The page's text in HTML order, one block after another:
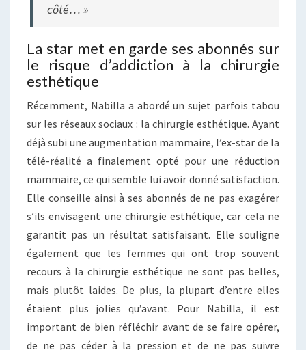
côté… »
La star met en garde ses abonnés sur
le risque d’addiction à la chirurgie
esthétique
Récemment, Nabilla a abordé un sujet parfois tabou
sur les réseaux sociaux : la chirurgie esthétique. Ayant
déjà subi une augmentation mammaire, l’ex-star de la
télé-réalité a finalement opté pour une réduction
mammaire, ce qui semble lui avoir donné satisfaction.
Elle conseille ainsi à ses abonnés de ne pas exagérer
s’ils envisagent une chirurgie esthétique, car cela ne
garantit pas un résultat satisfaisant. Elle souligne
également que les femmes qui ont trop souvent
recours à la chirurgie esthétique ne sont pas belles,
mais plutôt laides. De plus, la plupart d’entre elles
étaient plus jolies qu’avant. Pour Nabilla, il est
important de bien réfléchir avant de se faire opérer,
de ne pas céder à la pression et de ne pas suivre